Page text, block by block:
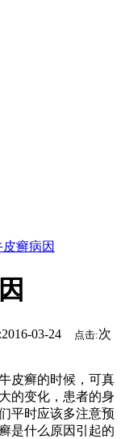
皮癣病因
03-24 点击:次
皮癣的时候，可真
的变化，患者的身
平时应该多注意预
是什么原因引起的